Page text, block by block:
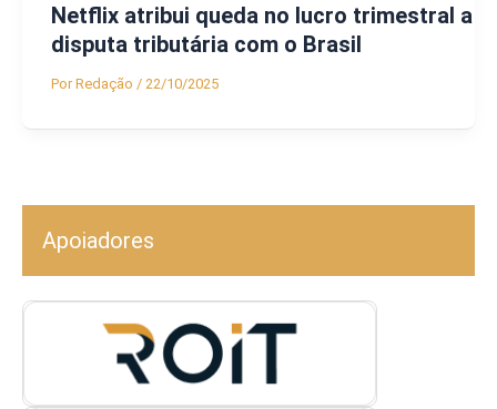
Netflix atribui queda no lucro trimestral a
disputa tributária com o Brasil
PorRedação / 22/10/2025
Apoiadores